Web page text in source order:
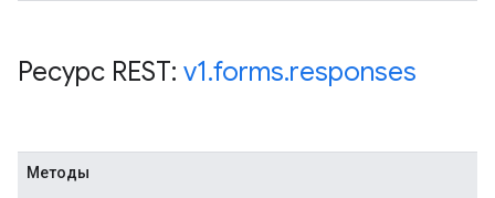
Ресурс REST: v1.forms.responses
Методы